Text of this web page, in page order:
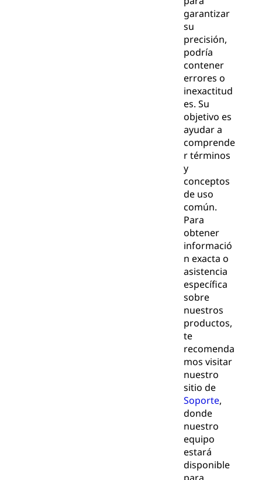
garantizar
su
precisión,
podría
contener
errores o
inexactitud
es. Su
objetivo es
ayudar a
comprende
r términos
y
conceptos
de uso
común.
Para
obtener
informació
n exacta o
asistencia
específica
sobre
nuestros
productos,
te
recomenda
mos visitar
nuestro
sitio de
Soporte,
donde
nuestro
equipo
estará
disponible